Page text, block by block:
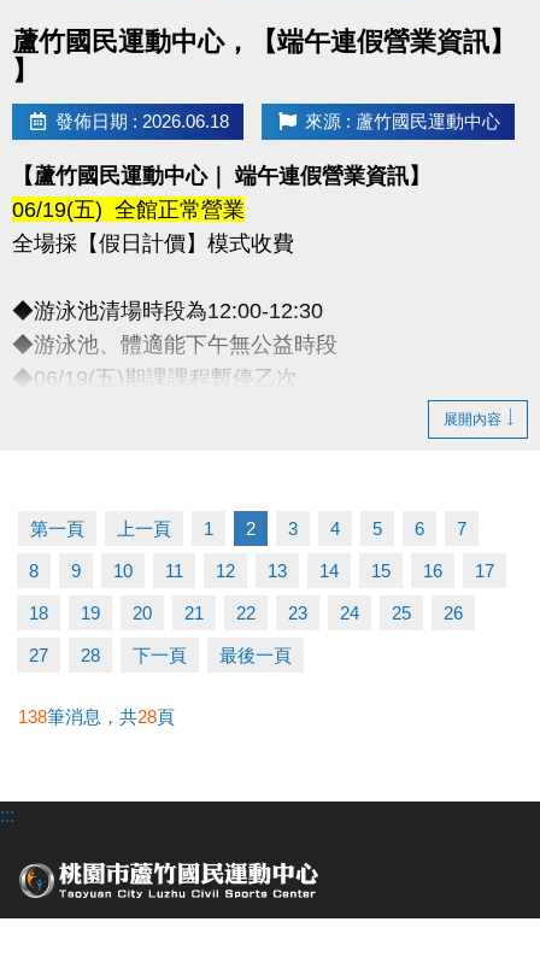
蘆竹國民運動中心，【端午連假營業資訊】
】
發佈日期 : 2026.06.18 來源 : 蘆竹國民運動中心
【蘆竹國民運動中心｜ 端午連假營業資訊】
06/19(五) 全館正常營業
全場採【假日計價】模式收費
◆游泳池清場時段為12:00-12:30
◆游泳池、體適能下午無公益時段
◆06/19(五)期課課程暫停乙次
-洽詢專線：03-2639066 #115
-官網 :
https://www.lzsports.com.tw/zh_TW/news/pageID/1/
-FB : 桃園市蘆竹國民運動中心
-IG : @luzhusports
展開內容
第一頁 上一頁 1 2 3 4 5 6 7
8 9 10 11 12 13 14 15 16 17
18 19 20 21 22 23 24 25 26
27 28 下一頁 最後一頁
138筆消息，共28頁
:::